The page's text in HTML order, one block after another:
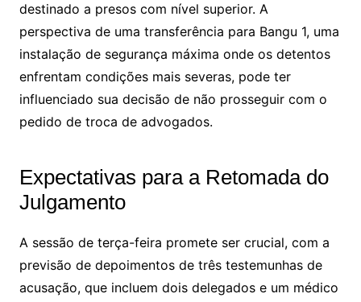
destinado a presos com nível superior. A
perspectiva de uma transferência para Bangu 1, uma
instalação de segurança máxima onde os detentos
enfrentam condições mais severas, pode ter
influenciado sua decisão de não prosseguir com o
pedido de troca de advogados.
Expectativas para a Retomada do
Julgamento
A sessão de terça-feira promete ser crucial, com a
previsão de depoimentos de três testemunhas de
acusação, que incluem dois delegados e um médico